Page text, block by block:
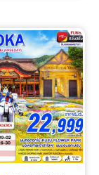
Search